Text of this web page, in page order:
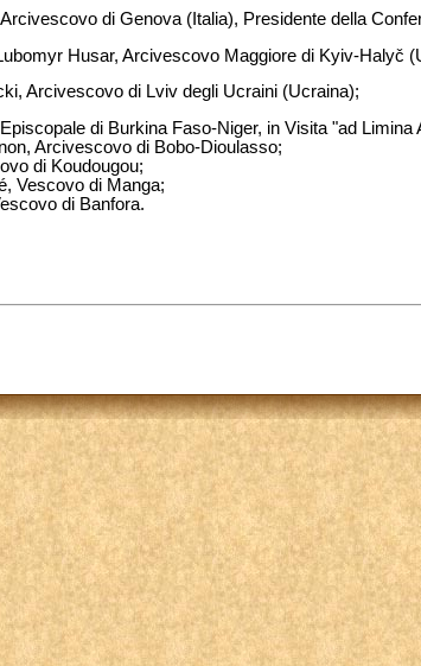
di Genova (Italia), Presidente della
Husar, Arcivescovo Maggiore di Kyiv-Halyč
Arcivescovo di Lviv degli Ucraini (Ucraina);
di Burkina Faso-Niger, in Visita "ad Limina
Arcivescovo di Bobo-Dioulasso;
di Koudougou;
Vescovo di Manga;
di Banfora.